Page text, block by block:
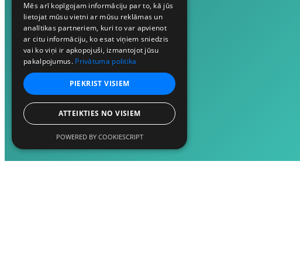
Mēs arī kopīgojam informāciju par to, kā jūs
lietojat mūsu vietni ar mūsu reklāmas un
analītikas partneriem, kuri to var apvienot
ar citu informāciju, ko esat viņiem sniedzis
vai ko viņi ir apkopojuši, izmantojot jūsu
pakalpojumus. Privātuma politika
PIEKRIST VISIEM
ATTEIKTIES NO VISIEM
POWERED BY COOKIESCRIPT